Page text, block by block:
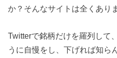
か？そんなサイトは全くあり
Twitterで銘柄だけを羅列して
うに自慢をし、下げれば知ら